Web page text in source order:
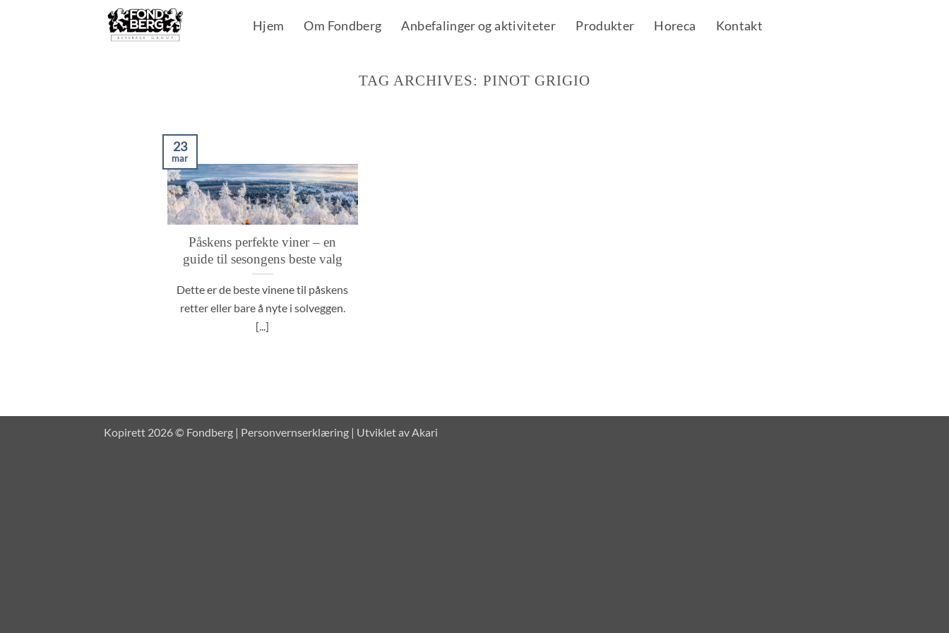
Hjem Om Fondberg Anbefalinger og aktiviteter Produkter Horeca Kontakt
TAG ARCHIVES: PINOT GRIGIO
Påskens perfekte viner – en
guide til sesongens beste valg
Dette er de beste vinene til påskens
retter eller bare å nyte i solveggen.
[...]
23
mar
Kopirett 2026 © Fondberg | Personvernserklæring | Utviklet avAkari